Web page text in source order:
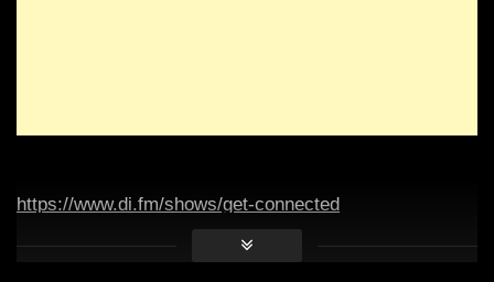
https://www.di.fm/shows/get-connected